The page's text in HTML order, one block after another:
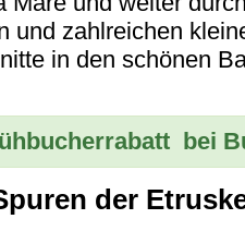
und zahlreichen
in den schönen
bei
der